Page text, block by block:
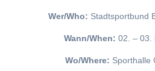
Wer/Who: Stadtsportbund
Wann/When: 02. – 03.
Wo/Where: Sporthalle